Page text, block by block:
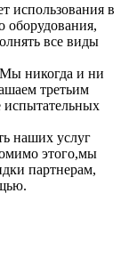
использования в
оборудования,
все виды
никогда и ни
третьим
испытательных
наших услуг
этого,мы
партнерам,